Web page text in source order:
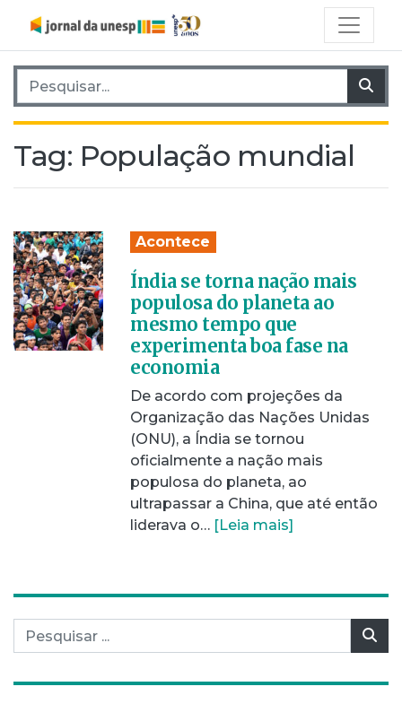
Pesquisar por:
Tag: População mundial
Acontece
Índia se torna nação mais
populosa do planeta ao
mesmo tempo que
experimenta boa fase na
economia
De acordo com projeções da
Organização das Nações Unidas
(ONU), a Índia se tornou
oficialmente a nação mais
populosa do planeta, ao
ultrapassar a China, que até então
liderava o… [Leia mais]
Pesquisar por: